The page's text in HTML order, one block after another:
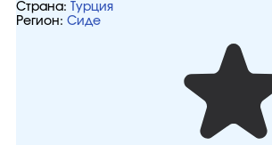
Страна:
Турция
Регион: Сиде